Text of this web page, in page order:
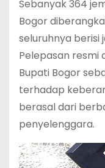
Sebanyak 364
Bogor
seluruhnya berisi
Pelepasan resmi
Bupati Bogor
terhadap
berasal dari
penyelenggara.